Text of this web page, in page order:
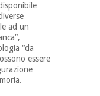
ad un
“da
essere